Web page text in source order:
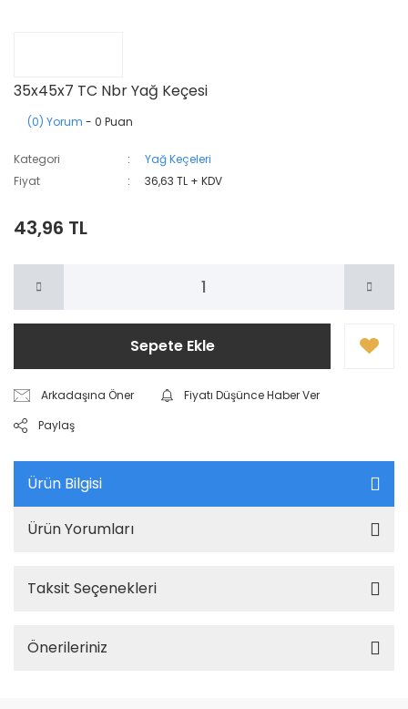
35x45x7 TC Nbr Yağ Keçesi
(0) Yorum - 0 Puan
Kategori
Yağ Keçeleri
Fiyat
36,63 TL + KDV
43,96 TL
Sepete Ekle
Arkadaşına Öner
Fiyatı Düşünce Haber Ver
Paylaş
Ürün Bilgisi
Ürün Yorumları
Taksit Seçenekleri
Önerileriniz